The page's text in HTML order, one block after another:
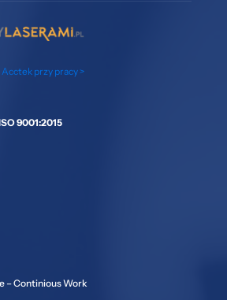
przy pracy >
9001:2015
– Continious Work